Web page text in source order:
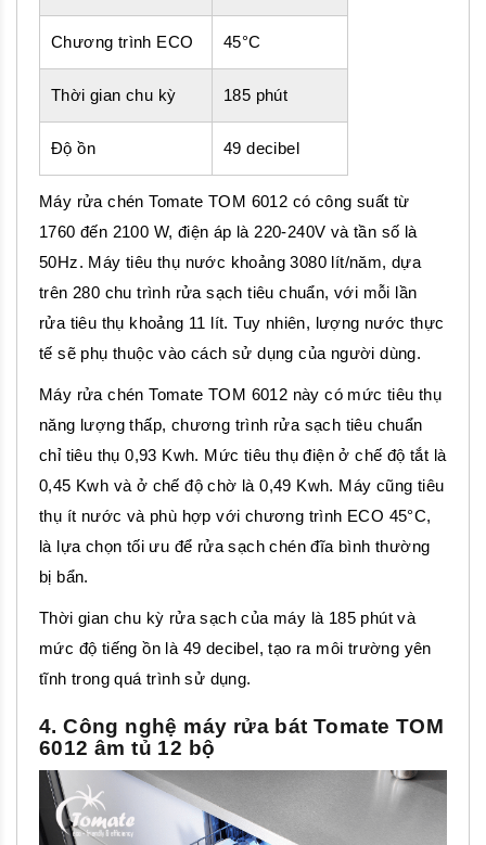
Chương trình ECO 45°C
Thời gian chu kỳ 185 phút
Độ ồn 49 decibel
Máy rửa chén Tomate TOM 6012 có công suất từ
1760 đến 2100 W, điện áp là 220-240V và tần số là
50Hz. Máy tiêu thụ nước khoảng 3080 lít/năm, dựa
trên 280 chu trình rửa sạch tiêu chuẩn, với mỗi lần
rửa tiêu thụ khoảng 11 lít. Tuy nhiên, lượng nước thực
tế sẽ phụ thuộc vào cách sử dụng của người dùng.
Máy rửa chén Tomate TOM 6012 này có mức tiêu thụ
năng lượng thấp, chương trình rửa sạch tiêu chuẩn
chỉ tiêu thụ 0,93 Kwh. Mức tiêu thụ điện ở chế độ tắt là
0,45 Kwh và ở chế độ chờ là 0,49 Kwh. Máy cũng tiêu
thụ ít nước và phù hợp với chương trình ECO 45°C,
là lựa chọn tối ưu để rửa sạch chén đĩa bình thường
bị bẩn.
Thời gian chu kỳ rửa sạch của máy là 185 phút và
mức độ tiếng ồn là 49 decibel, tạo ra môi trường yên
tĩnh trong quá trình sử dụng.
4. Công nghệ máy rửa bát Tomate TOM
6012 âm tủ 12 bộ